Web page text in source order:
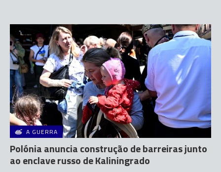
A GUERRA
Polónia anuncia construção de barreiras junto
ao enclave russo de Kaliningrado